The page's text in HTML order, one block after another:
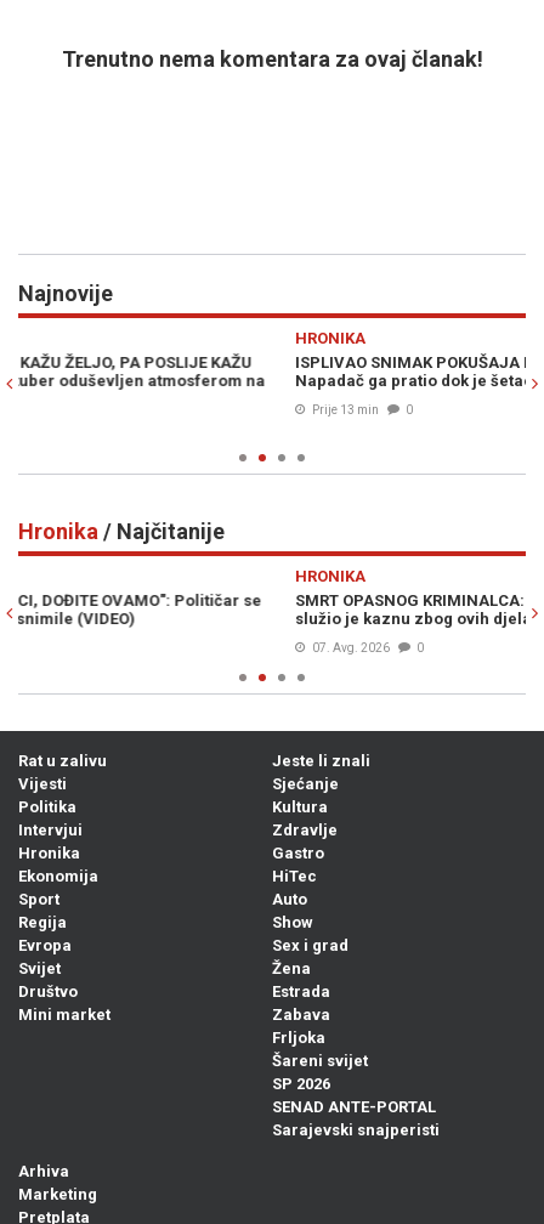
Trenutno nema komentara za ovaj članak!
Najnovije
ISPLIVAO SNIMAK POKUŠAJA LIKVIDACIJE DABIĆA U LUKAVICI:
Napadač ga pratio dok je šetao psa, pa mu pucao s leđa (VIDEO)
Hronika / Najčitanije
SMRT OPASNOG KRIMINALCA: Bešlić pronađen mrtav u zatvoru,
služio je kaznu zbog ovih djela...
Rat u zalivu
Vijesti
Politika
Intervjui
Hronika
Ekonomija
Sport
Regija
Evropa
Svijet
Društvo
Mini market
Jeste li znali
Sjećanje
Kultura
Zdravlje
Gastro
HiTec
Auto
Show
Sex i grad
Žena
Estrada
Zabava
Frljoka
Šareni svijet
SP 2026
SENAD ANTE-PORTAL
Sarajevski snajperisti
Arhiva
Marketing
Pretplata